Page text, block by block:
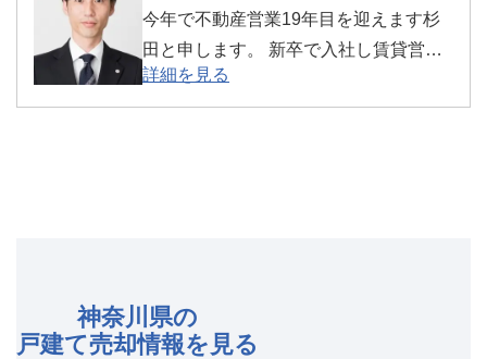
生活しております。 約40年間住み続け
ている「地元・横須賀」、横須賀の酸
いも甘いも熟知しておりますので、何
でもお気軽にご相談ください。
今年で不動産営業19年目を迎えます杉
田と申します。 新卒で入社し賃貸営
業・売買営業・店長・エリアマネージ
ャーを経て、今年より横須賀Bブロック
詳細を見る
神奈川県の
戸建て売却情報を見る